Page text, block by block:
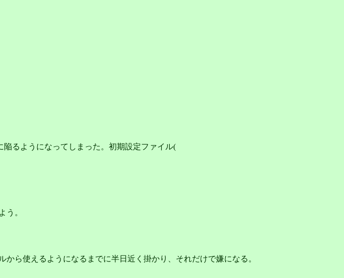
陥るようになってしまった。初期設定ファイル(
う。
から使えるようになるまでに半日近く掛かり、それだけで嫌になる。